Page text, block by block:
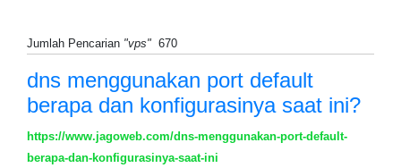
Jumlah Pencarian "vps" 670
dns menggunakan port default
berapa dan konfigurasinya saat ini?
https://www.jagoweb.com/dns-menggunakan-port-default-
berapa-dan-konfigurasinya-saat-ini